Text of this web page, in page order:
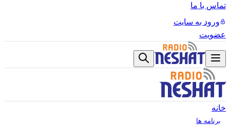
تماس با ما
ورود به سایت
عضویت
خانه
برنامه ها